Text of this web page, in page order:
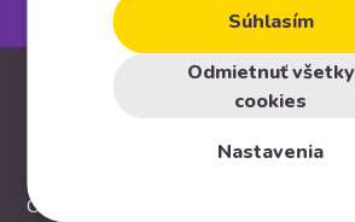
Súhlasím
Odmietnuť všetky
cookies
Nastavenia
Cenník